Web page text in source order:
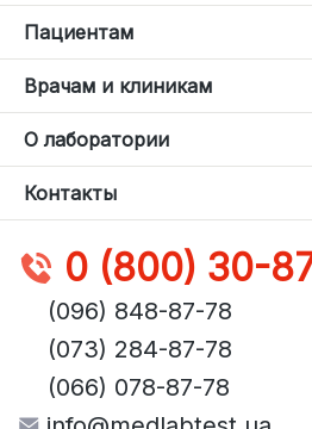
Пациентам
Врачам и клиникам
О лаборатории
Контакты
0 (800) 30-
(096) 848-87-78
(073) 284-87-78
(066) 078-87-78